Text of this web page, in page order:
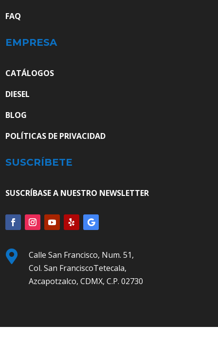
FAQ
EMPRESA
CATÁLOGOS
DIESEL
BLOG
POLÍTICAS DE PRIVACIDAD
SUSCRÍBETE
SUSCRÍBASE A NUESTRO NEWSLETTER

Calle San Francisco, Num. 51,
Col. San FranciscoTetecala,
Azcapotzalco, CDMX, C.P. 02730